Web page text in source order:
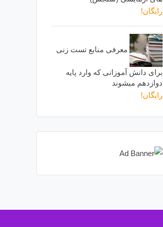
رایگان!
معرفی منابع تست زنی
برای دانش آموزانی که وارد پایه
دوازدهم میشوند
رایگان!